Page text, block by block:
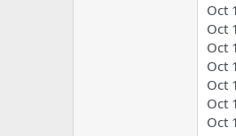
Oct
Oct
Oct
Oct
Oct
Oct
Oct